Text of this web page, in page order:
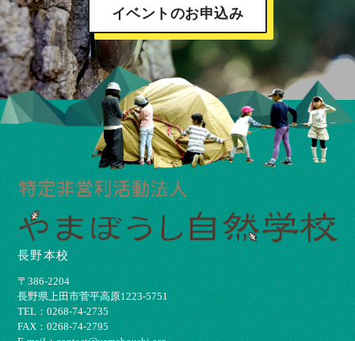
イベントのお申込み
長野本校
〒386-2204
⻑野県上⽥市菅平⾼原1223-5751
TEL：0268-74-2735
FAX：0268-74-2795